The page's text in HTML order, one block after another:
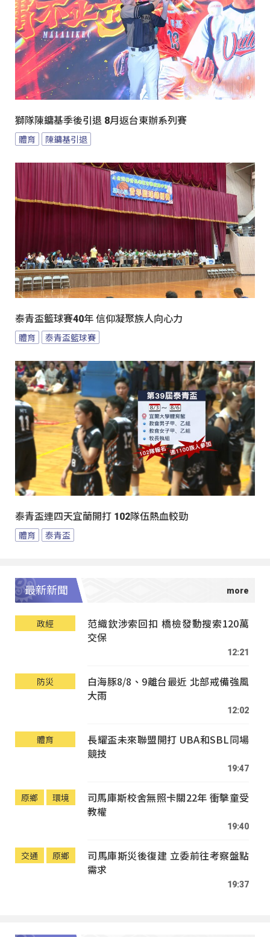
獅隊陳鏞基季後引退 8月返台東辦系列賽
體育 陳鏞基引退
泰青盃籃球賽40年 信仰凝聚族人向心力
體育 泰青盃籃球賽
泰青盃連四天宜蘭開打 102隊伍熱血較勁
體育 泰青盃
最新新聞
政經
范織欽涉索回扣 橋檢發動搜索120萬
交保
12:21
防災
白海豚8/8、9離台最近 北部戒備強風
大雨
12:02
體育
長耀盃未來聯盟開打 UBA和SBL同場
競技
19:47
原鄉 環境
司馬庫斯校舍無照卡關22年 衝擊童受
教權
19:40
交通 原鄉
司馬庫斯災後復建 立委前往考察盤點
需求
19:37